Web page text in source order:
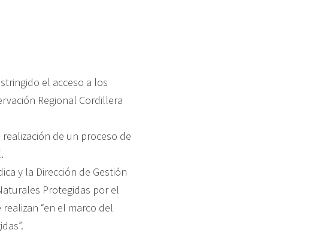
el acceso a los
Regional Cordillera
de un proceso de
y la Dirección de Gestión
Protegidas por el
“en el marco del